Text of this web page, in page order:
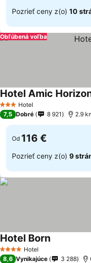
Pozrieť ceny z(o) 10
Obľúbená voľba
3 Počet hviezdičiek
Hotel
Hotel Amic
7,5 Dobré 8 921 2.9
Od 116 €
Pozrieť ceny z(o) 9
4 Počet hviezdičiek
Hotel
Hotel Born
8,6 Vynikajúce 3 288